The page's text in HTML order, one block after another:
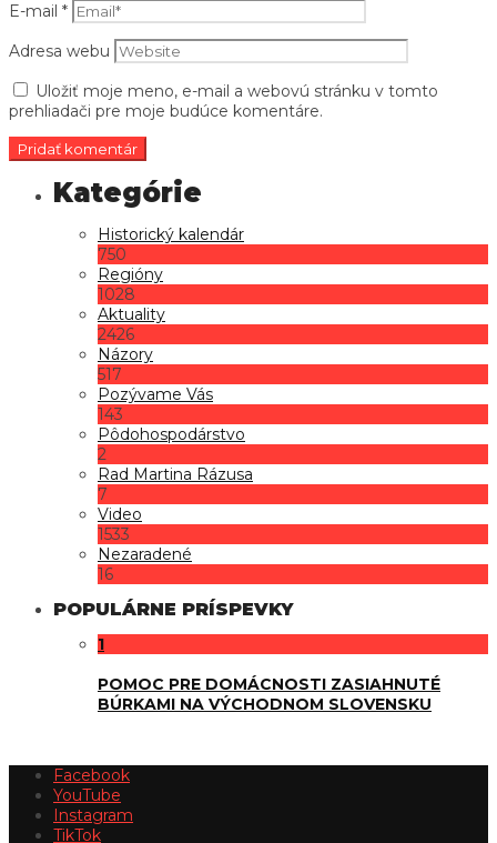
E-mail *
Adresa webu
Uložiť moje meno, e-mail a webovú stránku v tomto
prehliadači pre moje budúce komentáre.
Historický kalendár
750
Regióny
1028
Aktuality
2426
Názory
517
Pozývame Vás
143
Pôdohospodárstvo
2
Rad Martina Rázusa
7
Video
1533
Nezaradené
16
POPULÁRNE PRÍSPEVKY
1
POMOC PRE DOMÁCNOSTI ZASIAHNUTÉ
BÚRKAMI NA VÝCHODNOM SLOVENSKU
Facebook
YouTube
Instagram
TikTok